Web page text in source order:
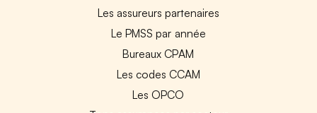
Les assureurs partenaires
Le PMSS par année
Bureaux CPAM
Les codes CCAM
Les OPCO